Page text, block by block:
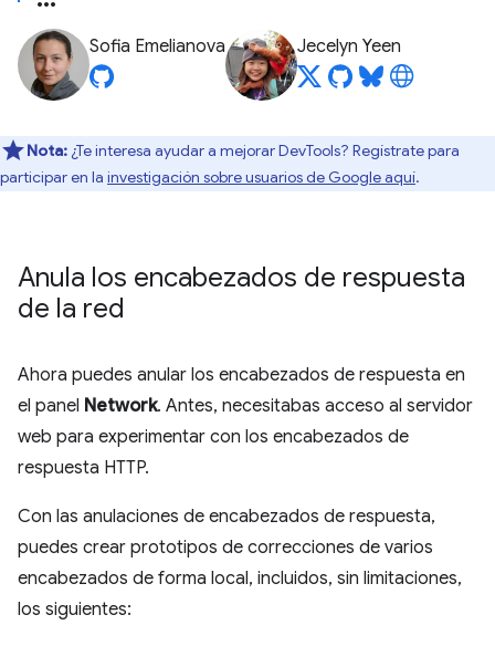
Sofia Emelianova Jecelyn Yeen
Nota: ¿Te interesa ayudar a mejorar DevTools? Regístrate para
participar en la investigación sobre usuarios de Google aquí.
Anula los encabezados de respuesta
de la red
Ahora puedes anular los encabezados de respuesta en
el panel Network. Antes, necesitabas acceso al servidor
web para experimentar con los encabezados de
respuesta HTTP.
Con las anulaciones de encabezados de respuesta,
puedes crear prototipos de correcciones de varios
encabezados de forma local, incluidos, sin limitaciones,
los siguientes: